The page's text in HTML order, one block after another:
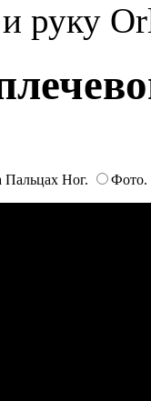
и руку
Пальцах Ног. Фото.